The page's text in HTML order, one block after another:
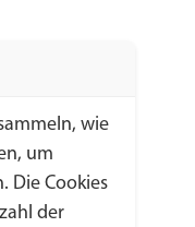
wie
um
Die Cookies
der